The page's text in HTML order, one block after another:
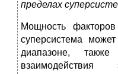
пределах
Мощность
суперсистема
диапазоне, также